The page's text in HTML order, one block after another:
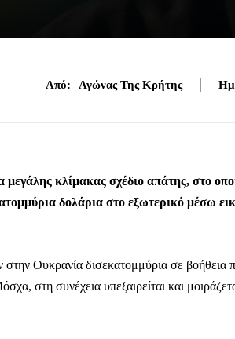
Από: Αγώνας Της Κρήτης
κλίμακας σχέδιο απάτης, στο
δολάρια στο εξωτερικό μέσω
Ουκρανία δισεκατομμύρια σε βοήθεια
στη συνέχεια υπεξαιρείται και